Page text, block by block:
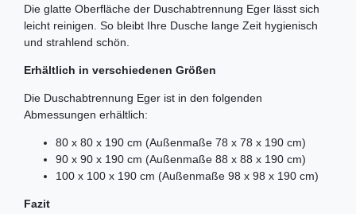
Die glatte Oberfläche der Duschabtrennung Eger lässt sich
leicht reinigen. So bleibt Ihre Dusche lange Zeit hygienisch
und strahlend schön.
Erhältlich in verschiedenen Größen
Die Duschabtrennung Eger ist in den folgenden
Abmessungen erhältlich:
80 x 80 x 190 cm (Außenmaße 78 x 78 x 190 cm)
90 x 90 x 190 cm (Außenmaße 88 x 88 x 190 cm)
100 x 100 x 190 cm (Außenmaße 98 x 98 x 190 cm)
Fazit